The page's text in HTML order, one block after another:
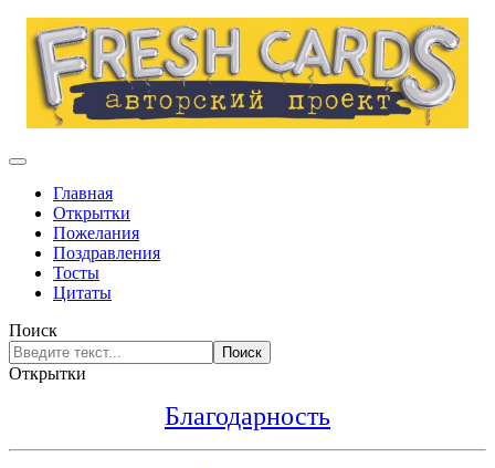
Главная
Открытки
Пожелания
Поздравления
Тосты
Цитаты
Поиск
Поиск
Открытки
Благодарность